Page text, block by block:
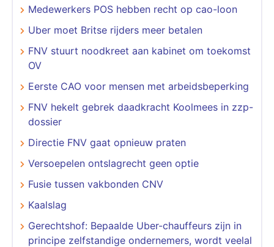
Medewerkers POS hebben recht op cao-loon
Uber moet Britse rijders meer betalen
FNV stuurt noodkreet aan kabinet om toekomst
OV
Eerste CAO voor mensen met arbeidsbeperking
FNV hekelt gebrek daadkracht Koolmees in zzp-
dossier
Directie FNV gaat opnieuw praten
Versoepelen ontslagrecht geen optie
Fusie tussen vakbonden CNV
Kaalslag
Gerechtshof: Bepaalde Uber-chauffeurs zijn in
principe zelfstandige ondernemers, wordt veelal